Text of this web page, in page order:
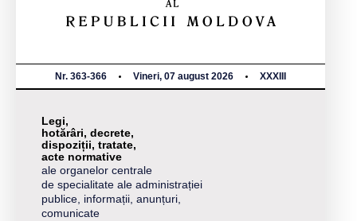
Nr. 363-366 Vineri, 07 august 2026 XXXIII
Legi,
hotărâri, decrete,
dispoziții, tratate,
acte normative
ale organelor centrale
de specialitate ale administrației
publice, informații, anunțuri,
comunicate